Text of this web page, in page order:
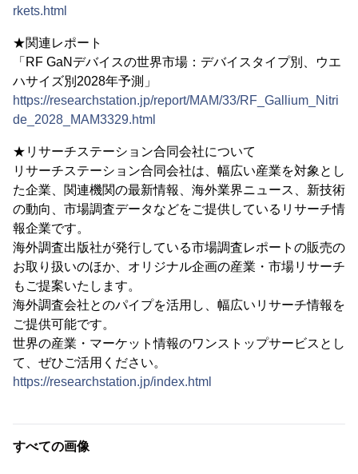
rkets.html
★関連レポート
「RF GaNデバイスの世界市場：デバイスタイプ別、ウエ
ハサイズ別2028年予測」
https://researchstation.jp/report/MAM/33/RF_Gallium_Nitri
de_2028_MAM3329.html
★リサーチステーション合同会社について
リサーチステーション合同会社は、幅広い産業を対象とし
た企業、関連機関の最新情報、海外業界ニュース、新技術
の動向、市場調査データなどをご提供しているリサーチ情
報企業です。
海外調査出版社が発行している市場調査レポートの販売の
お取り扱いのほか、オリジナル企画の産業・市場リサーチ
もご提案いたします。
海外調査会社とのパイプを活用し、幅広いリサーチ情報を
ご提供可能です。
世界の産業・マーケット情報のワンストップサービスとし
て、ぜひご活用ください。
https://researchstation.jp/index.html
すべての画像